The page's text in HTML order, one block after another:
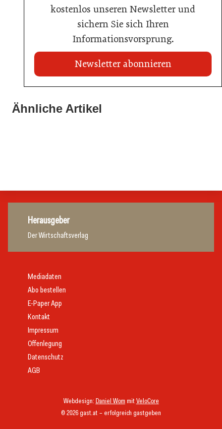
kostenlos unseren Newsletter und
sichern Sie sich Ihren
Informationsvorsprung.
Newsletter abonnieren
Ähnliche Artikel
20. Juli 2026
Herausgeber
Der Wirtschaftsverlag
© 2026 gast.at – erfolgreich gastgeben
Webdesign: Daniel Wom mitVeloCore
Mediadaten
Abo bestellen
E-Paper App
Kontakt
Impressum
Offenlegung
Datenschutz
AGB